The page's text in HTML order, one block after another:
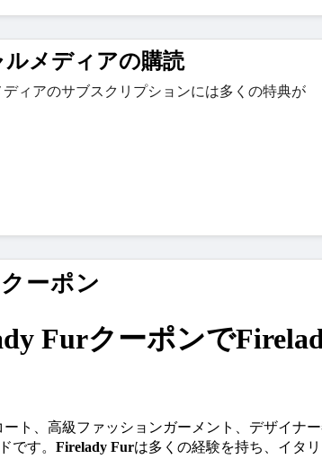
ルメディアの購読
ディアのサブスクリプションには多くの特典が
ーポン
Furクーポンで
ト、高級ファッションガーメント、デザイナ
です。 Firelady Furは多くの経験を持ち、イタ